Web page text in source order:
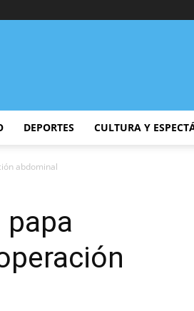
DEPORTES CULTURA Y
abdominal
papa